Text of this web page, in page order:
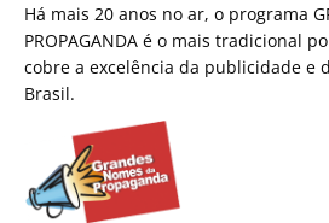
Há mais 20 anos no ar, o programa
PROPAGANDA é o mais tradicional
cobre a excelência da publicidade e
Brasil.